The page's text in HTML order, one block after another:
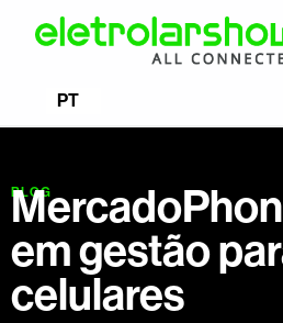
PT
ES
BLOG
em gestão
celulares